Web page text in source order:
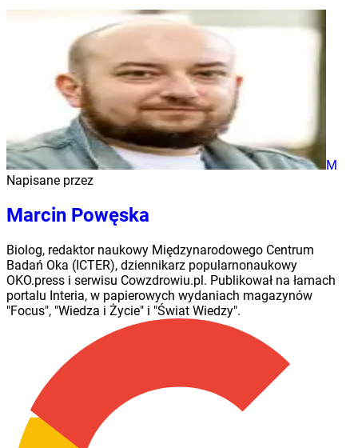
M
Napisane przez
Marcin Powęska
Biolog, redaktor naukowy Międzynarodowego Centrum
Badań Oka (ICTER), dziennikarz popularnonaukowy
OKO.press i serwisu Cowzdrowiu.pl. Publikował na łamach
portalu Interia, w papierowych wydaniach magazynów
"Focus", "Wiedza i Życie" i "Świat Wiedzy".